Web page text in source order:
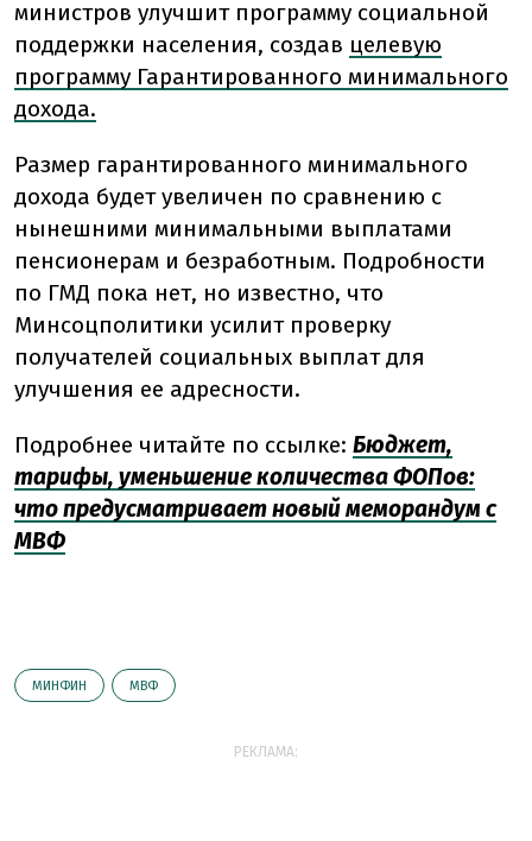
министров улучшит программу социальной
поддержки населения, создав целевую
программу Гарантированного минимального
дохода.
Размер гарантированного минимального
дохода будет увеличен по сравнению с
нынешними минимальными выплатами
пенсионерам и безработным. Подробности
по ГМД пока нет, но известно, что
Минсоцполитики усилит проверку
получателей социальных выплат для
улучшения ее адресности.
Подробнее читайте по ссылке: Бюджет,
тарифы, уменьшение количества ФОПов:
что предусматривает новый меморандум с
МВФ
МИНФИН МВФ
РЕКЛАМА: